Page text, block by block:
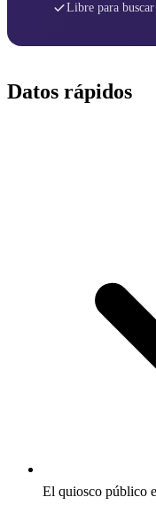
Libre para buscar·
Datos rápidos
El quiosco público